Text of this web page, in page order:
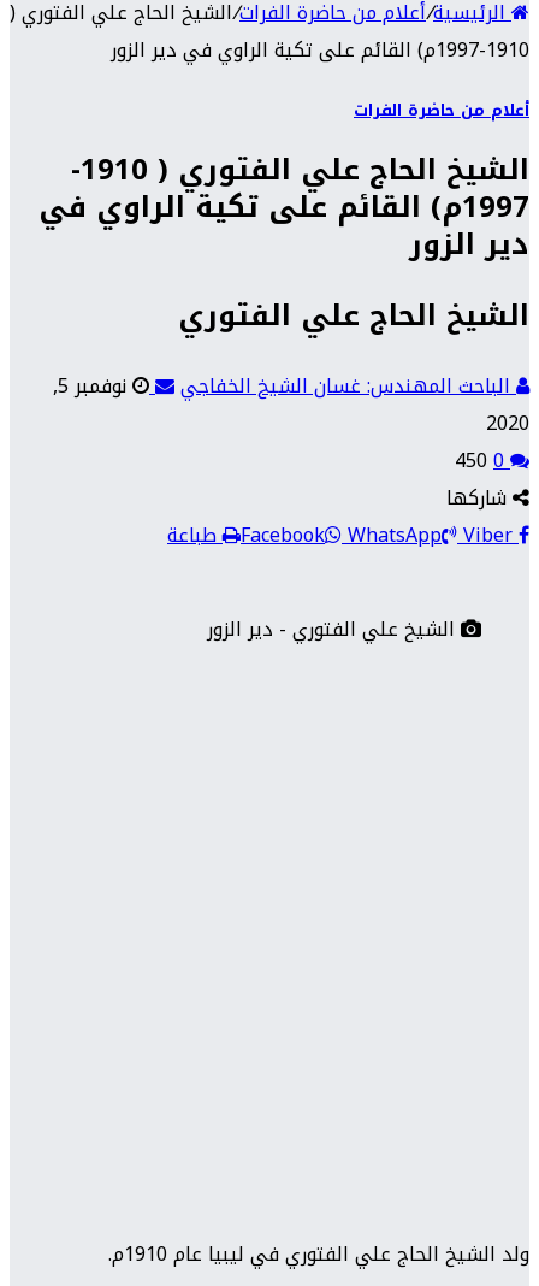
الرئيسية/أعلام من حاضرة الفرات/الشيخ الحاج علي الفتوري (
1910-1997م) القائم على تكية الراوي في دير الزور
أعلام من حاضرة الفرات
الشيخ الحاج علي الفتوري ( 1910-
1997م) القائم على تكية الراوي في
دير الزور
الشيخ الحاج علي الفتوري
الباحث المهندس: غسان الشيخ الخفاجي
نوفمبر 5,
2020
0
شاركها
Facebook
WhatsApp Viber طباعة
الشيخ علي الفتوري - دير الزور
ولد الشيخ الحاج علي الفتوري في ليبيا عام 1910م.